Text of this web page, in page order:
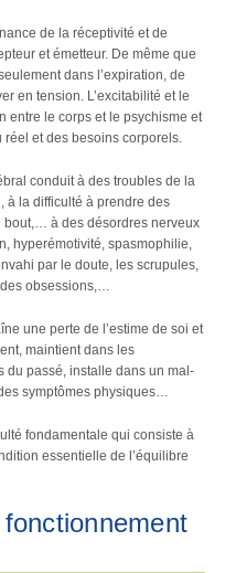
de la réceptivité et de
et émetteur. De même que
dans l’expiration, de
en tension. L’excitabilité et le
entre le corps et le psychisme et
et des besoins corporels.
conduit à des troubles de la
à la difficulté à prendre des
bout,… à des désordres nerveux
hyperémotivité, spasmophilie,
par le doute, les scrupules,
obsessions,…
une perte de l’estime de soi et
maintient dans les
du passé, installe dans un mal-
symptômes physiques…
fondamentale qui consiste à
essentielle de l’équilibre